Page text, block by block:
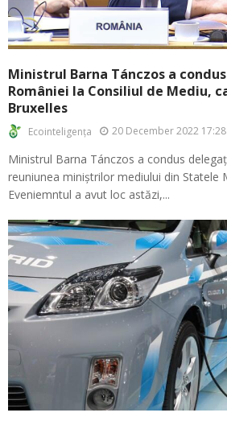
Ministrul Barna Tánczos a
României la Consiliul de Mediu,
Bruxelles
Ecointeligența 20 December 2022 17:28
Ministrul Barna Tánczos a condus
reuniunea miniștrilor mediului din Statele
Eveniemntul a avut loc astăzi,...